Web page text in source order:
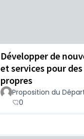
Développer de
et services pour
propres
Proposition du
0